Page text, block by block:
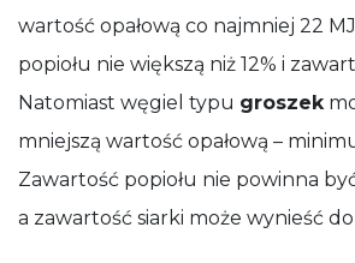
wartość opałową co najmniej 22
popiołu nie większą niż 12% i
Natomiast węgiel typu groszek
mniejszą wartość opałową –
Zawartość popiołu nie powinna
a zawartość siarki może wynieść do